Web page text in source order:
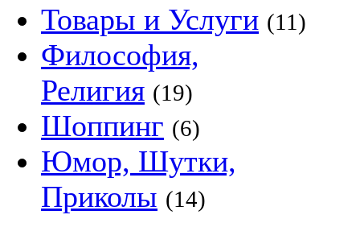
Товары и Услуги (11)
Философия,
Религия (19)
Шоппинг (6)
Юмор, Шутки,
Приколы (14)